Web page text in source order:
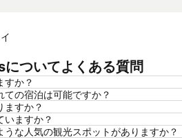
ついてよくある質問
すか？
の宿泊は可能ですか？
すか？
ますか？
な人気の観光スポットがありますか？